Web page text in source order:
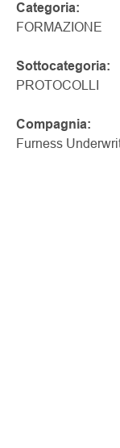
Categoria:
FORMAZIONE
Sottocategoria:
PROTOCOLLI
Compagnia:
Furness